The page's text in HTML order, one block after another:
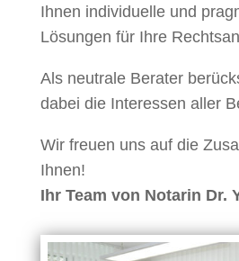
Ihnen individuelle und
Lösungen für Ihre
Als neutrale Berater
dabei die Interessen aller
Wir freuen uns auf die
Ihnen!
Ihr Team von Notarin Dr.